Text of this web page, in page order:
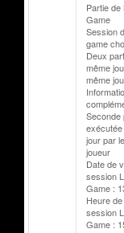
Partie
Game
Session
game
Deux
même
même
Seconde
jour par
joueur
Date de
session
Game :
Heure
session
Game :